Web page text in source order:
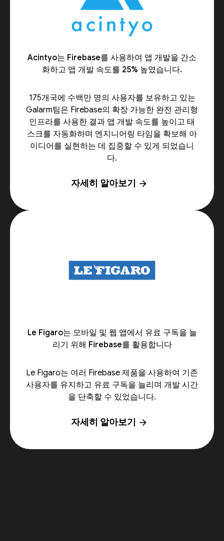
Acintyo는 Firebase를 사용하여 앱 개발을 간소
화하고 앱 개발 속도를 25% 높였습니다.
175개국에 수백만 명의 사용자를 보유하고 있는
Galarm팀은 Firebase의 확장 가능한 완전 관리형
인프라를 사용한 결과 앱 개발 속도를 높이고 태
스크를 자동화하며 엔지니어링 타임을 확보해 아
이디어를 실현하는 데 집중할 수 있게 되었습니
다.
자세히 알아보기 arrow_forward
Le Figaro는 모바일 및 웹 앱에서 유료 구독을 늘
리기 위해 Firebase를 활용합니다
Le Figaro는 여러 Firebase 제품을 사용하여 기존
사용자를 유지하고 유료 구독을 늘리며 개발 시간
을 단축할 수 있었습니다.
자세히 알아보기 arrow_forward